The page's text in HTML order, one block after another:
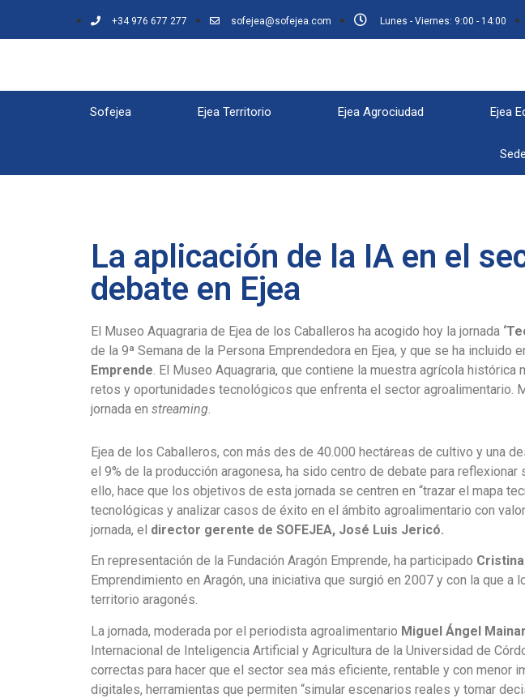
+34 976 677 277 sofejea@sofejea.com Lunes - Viernes: 9:00 - 14:00
Sofejea Ejea Territorio Ejea Agrociudad Ejea
La aplicación de la IA en el
debate en Ejea
El Museo Aquagraria de Ejea de los Caballeros ha acogido hoy la jornada
de la 9ª Semana de la Persona Emprendedora en Ejea, y que se ha incluido
Emprende. El Museo Aquagraria, que contiene la muestra agrícola
retos y oportunidades tecnológicos que enfrenta el sector agroalimentario.
jornada en streaming.
Ejea de los Caballeros, con más des de 40.000 hectáreas de cultivo y una
el 9% de la producción aragonesa, ha sido centro de debate para
ello, hace que los objetivos de esta jornada se centren en “trazar el mapa
tecnológicas y analizar casos de éxito en el ámbito agroalimentario con
jornada, el director gerente de SOFEJEA, José Luis Jericó.
En representación de la Fundación Aragón Emprende, ha participado
Emprendimiento en Aragón, una iniciativa que surgió en 2007 y con la que
territorio aragonés.
La jornada, moderada por el periodista agroalimentario Miguel Ángel Mainar
Internacional de Inteligencia Artificial y Agricultura de la Universidad de
correctas para hacer que el sector sea más eficiente, rentable y con menor
digitales, herramientas que permiten “simular escenarios reales y tomar